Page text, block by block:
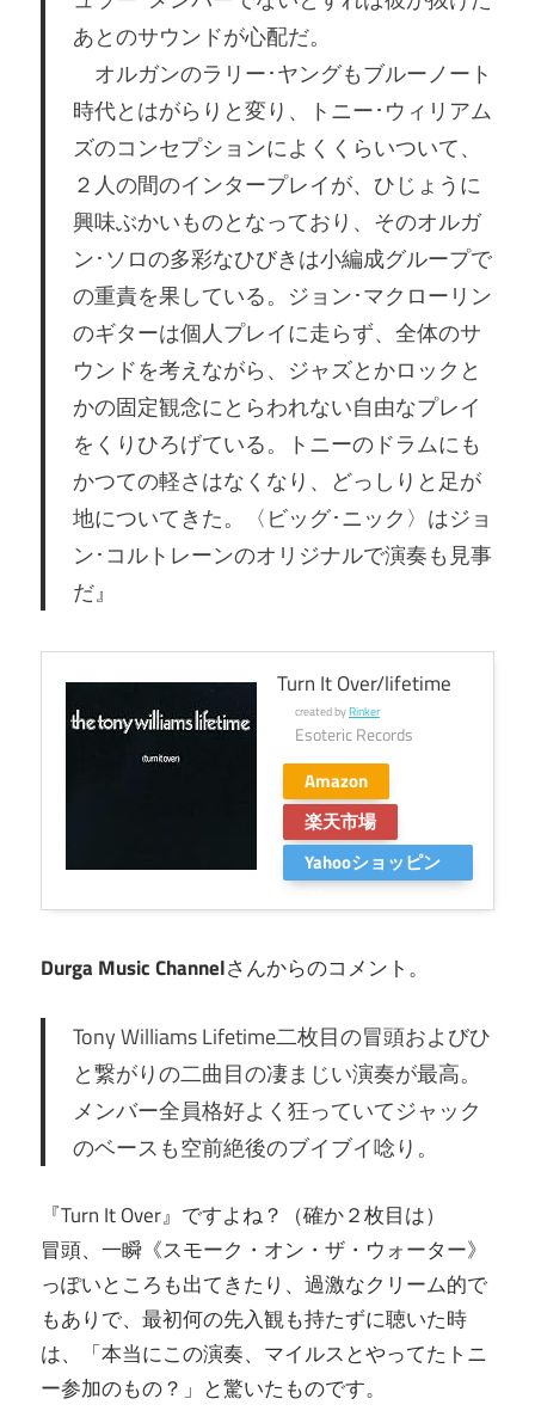
あとのサウンドが心配だ。
オルガンのラリー･ヤングもブルーノート
時代とはがらりと変り、トニー･ウィリアム
ズのコンセプションによくくらいついて、
２人の間のインタープレイが、ひじょうに
興味ぶかいものとなっており、そのオルガ
ン･ソロの多彩なひびきは小編成グループで
の重責を果している。ジョン･マクローリン
のギターは個人プレイに走らず、全体のサ
ウンドを考えながら、ジャズとかロックと
かの固定観念にとらわれない自由なプレイ
をくりひろげている。トニーのドラムにも
かつての軽さはなくなり、どっしりと足が
地についてきた。〈ビッグ･ニック〉はジョ
ン･コルトレーンのオリジナルで演奏も見事
だ』
Turn It Over/lifetime
created byRinker
Esoteric Records
Amazon
楽天市場
Yahooショッピン
Durga Music Channelさんからのコメント。
Tony Williams Lifetime二枚目の冒頭およびひ
と繋がりの二曲目の凄まじい演奏が最高。
メンバー全員格好よく狂っていてジャック
のベースも空前絶後のブイブイ唸り。
『Turn It Over』ですよね？（確か２枚目は）
冒頭、一瞬《スモーク・オン・ザ・ウォーター》
っぽいところも出てきたり、過激なクリーム的で
もありで、最初何の先入観も持たずに聴いた時
は、「本当にこの演奏、マイルスとやってたトニ
ー参加のもの？」と驚いたものです。